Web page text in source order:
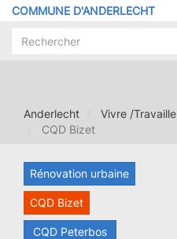
Aller
contenu
COMMUNE D'ANDERLECHT
Anderlecht
Vivre /
CQD Bizet
Rénovation urbaine
CQD Bizet
CQD Peterbos